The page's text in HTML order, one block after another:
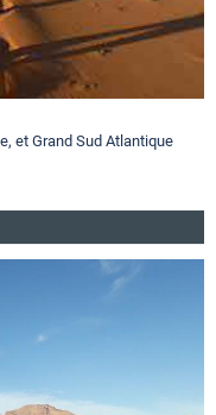
et Grand Sud Atlantique